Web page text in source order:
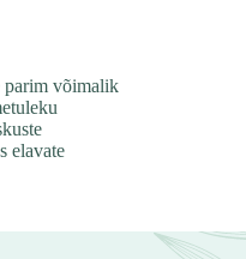
parim võimalik
elavate